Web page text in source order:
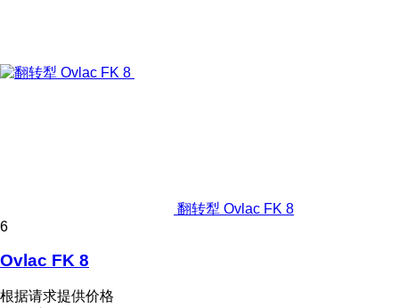
翻转犁 Ovlac FK 8
6
Ovlac FK 8
根据请求提供价格